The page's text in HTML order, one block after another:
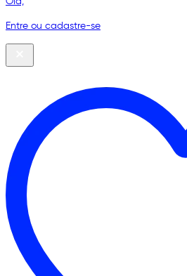
Entre ou cadastre-se